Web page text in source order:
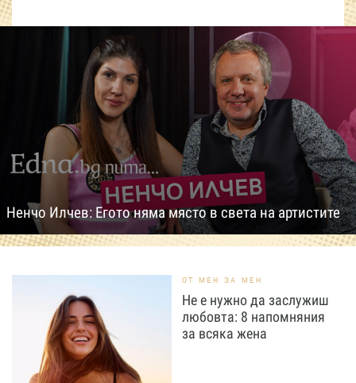
Ненчо Илчев: Егото няма място в света на артистите
ОТ МЕН ЗА МЕН
Не е нужно да заслужиш
любовта: 8 напомняния
за всяка жена